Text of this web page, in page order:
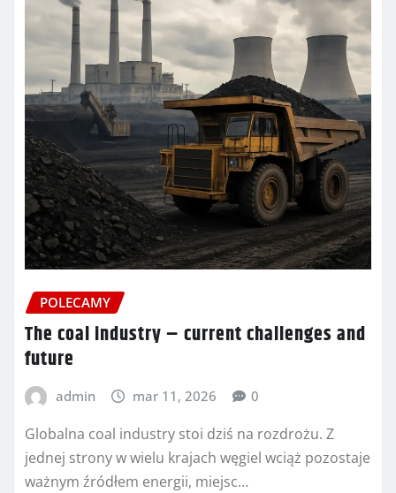
POLECAMY
The coal industry – current challenges and
future
admin mar 11, 2026 0
Globalna coal industry stoi dziś na rozdrożu. Z
jednej strony w wielu krajach węgiel wciąż pozostaje
ważnym źródłem energii, miejsc…